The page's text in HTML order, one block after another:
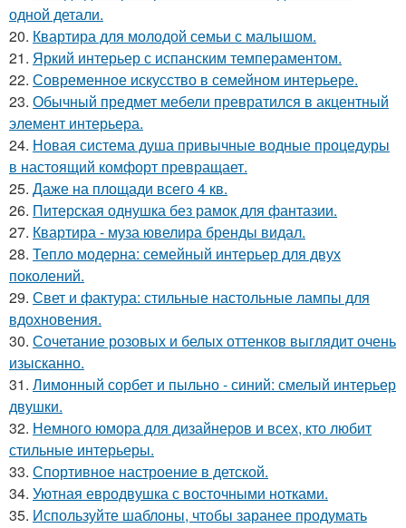
одной детали.
20. Квартира для молодой семьи с малышом.
21. Яркий интерьер с испанским темпераментом.
22. Современное искусство в семейном интерьере.
23. Обычный предмет мебели превратился в акцентный
элемент интерьера.
24. Новая система душа привычные водные процедуры
в настоящий комфорт превращает.
25. Даже на площади всего 4 кв.
26. Питерская однушка без рамок для фантазии.
27. Квартира - муза ювелира бренды видал.
28. Тепло модерна: семейный интерьер для двух
поколений.
29. Свет и фактура: стильные настольные лампы для
вдохновения.
30. Сочетание розовых и белых оттенков выглядит очень
изысканно.
31. Лимонный сорбет и пыльно - синий: смелый интерьер
двушки.
32. Немного юмора для дизайнеров и всех, кто любит
стильные интерьеры.
33. Спортивное настроение в детской.
34. Уютная евродвушка с восточными нотками.
35. Используйте шаблоны, чтобы заранее продумать